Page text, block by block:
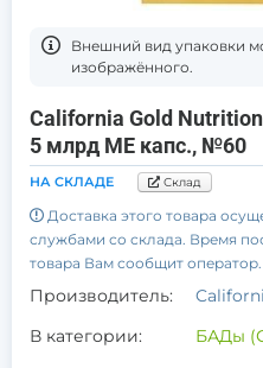
Bнешний вид упаковки
изображённого.
California Gold
5 млрд МЕ капс., №60
НА СКЛАДЕ Склад
Доставка этого товара
службами со склада. Время
товара Вам сообщит оператор.
Производитель:
В категории:
БАДы